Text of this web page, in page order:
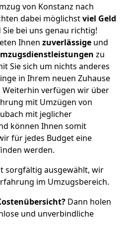
von Konstanz nach
dabei möglichstviel Geld
Sie bei uns genau richtig!
Ihnen zuverlässige und
zu
Sie sich um nichts anderes
in Ihrem neuen Zuhause
verfügen wir über
mit Umzügen von
mit jeglicher
können Ihnen somit
für jedes Budget eine
werden.
sorgfältig ausgewählt, wir
im Umzugsbereich.
Dann holen
und unverbindliche